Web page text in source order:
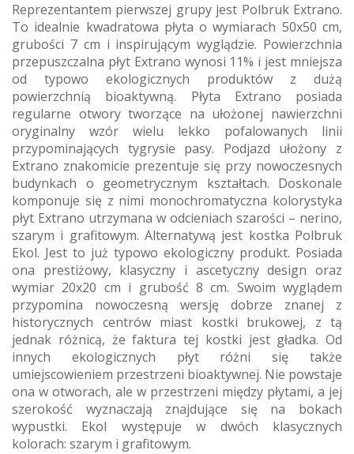
Reprezentantem pierwszej grupy jest Polbruk Extrano.
To idealnie kwadratowa płyta o wymiarach 50x50 cm,
grubości 7 cm i inspirującym wyglądzie. Powierzchnia
przepuszczalna płyt Extrano wynosi 11% i jest mniejsza
od typowo ekologicznych produktów z dużą
powierzchnią bioaktywną. Płyta Extrano posiada
regularne otwory tworzące na ułożonej nawierzchni
oryginalny wzór wielu lekko pofalowanych linii
przypominających tygrysie pasy. Podjazd ułożony z
Extrano znakomicie prezentuje się przy nowoczesnych
budynkach o geometrycznym kształtach. Doskonale
komponuje się z nimi monochromatyczna kolorystyka
płyt Extrano utrzymana w odcieniach szarości – nerino,
szarym i grafitowym. Alternatywą jest kostka Polbruk
Ekol. Jest to już typowo ekologiczny produkt. Posiada
ona prestiżowy, klasyczny i ascetyczny design oraz
wymiar 20x20 cm i grubość 8 cm. Swoim wyglądem
przypomina nowoczesną wersję dobrze znanej z
historycznych centrów miast kostki brukowej, z tą
jednak różnicą, że faktura tej kostki jest gładka. Od
innych ekologicznych płyt różni się także
umiejscowieniem przestrzeni bioaktywnej. Nie powstaje
ona w otworach, ale w przestrzeni między płytami, a jej
szerokość wyznaczają znajdujące się na bokach
wypustki. Ekol występuje w dwóch klasycznych
kolorach: szarym i grafitowym.